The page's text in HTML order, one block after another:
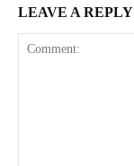
LEAVE A REPLY